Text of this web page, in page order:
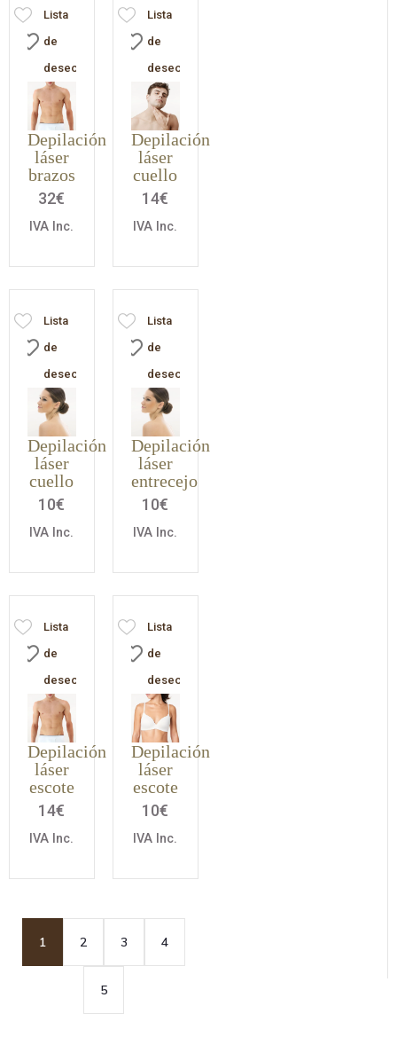
Lista
de
deseos
Depilación
láser
brazos
32€
IVA Inc.
Lista
de
deseos
Depilación
láser
cuello
14€
IVA Inc.
Lista
de
deseos
Depilación
láser
cuello
10€
IVA Inc.
Lista
de
deseos
Depilación
láser
entrecejo
10€
IVA Inc.
Lista
de
deseos
Depilación
láser
escote
14€
IVA Inc.
Lista
de
deseos
Depilación
láser
escote
10€
IVA Inc.
1 2 3 4
5